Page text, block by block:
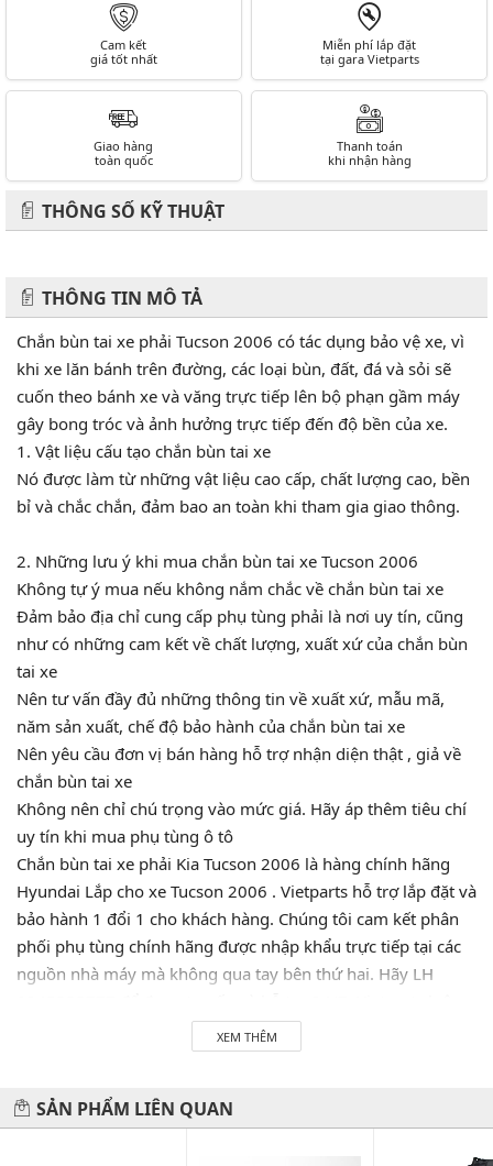
Cam kết
giá tốt nhất
Miễn phí lắp đặt
tại gara Vietparts
Giao hàng
toàn quốc
Thanh toán
khi nhận hàng
THÔNG SỐ KỸ THUẬT
THÔNG TIN MÔ TẢ
Chắn bùn tai xe phải Tucson 2006 có tác dụng bảo vệ xe, vì
khi xe lăn bánh trên đường, các loại bùn, đất, đá và sỏi sẽ
cuốn theo bánh xe và văng trực tiếp lên bộ phạn gầm máy
gây bong tróc và ảnh hưởng trực tiếp đến độ bền của xe.
1. Vật liệu cấu tạo chắn bùn tai xe
Nó được làm từ những vật liệu cao cấp, chất lượng cao, bền
bỉ và chắc chắn, đảm bao an toàn khi tham gia giao thông.
2. Những lưu ý khi mua chắn bùn tai xe Tucson 2006
Không tự ý mua nếu không nắm chắc về chắn bùn tai xe
Đảm bảo địa chỉ cung cấp phụ tùng phải là nơi uy tín, cũng
như có những cam kết về chất lượng, xuất xứ của chắn bùn
tai xe
Nên tư vấn đầy đủ những thông tin về xuất xứ, mẫu mã,
năm sản xuất, chế độ bảo hành của chắn bùn tai xe
Nên yêu cầu đơn vị bán hàng hỗ trợ nhận diện thật , giả về
chắn bùn tai xe
Không nên chỉ chú trọng vào mức giá. Hãy áp thêm tiêu chí
uy tín khi mua phụ tùng ô tô
Chắn bùn tai xe phải Kia Tucson 2006 là hàng chính hãng
Hyundai Lắp cho xe Tucson 2006 . Vietparts hỗ trợ lắp đặt và
bảo hành 1 đổi 1 cho khách hàng. Chúng tôi cam kết phân
phối phụ tùng chính hãng được nhập khẩu trực tiếp tại các
nguồn nhà máy mà không qua tay bên thứ hai. Hãy LH
luôn sẵn sàng phục vụ quý khách!
Hãy đến với chúng tôi để xế yêu của bạn được chăm sóc chu
XEM THÊM
SẢN PHẨM LIÊN QUAN